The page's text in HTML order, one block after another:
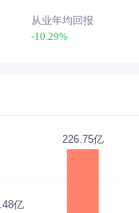
从业年均回报
-10.29%